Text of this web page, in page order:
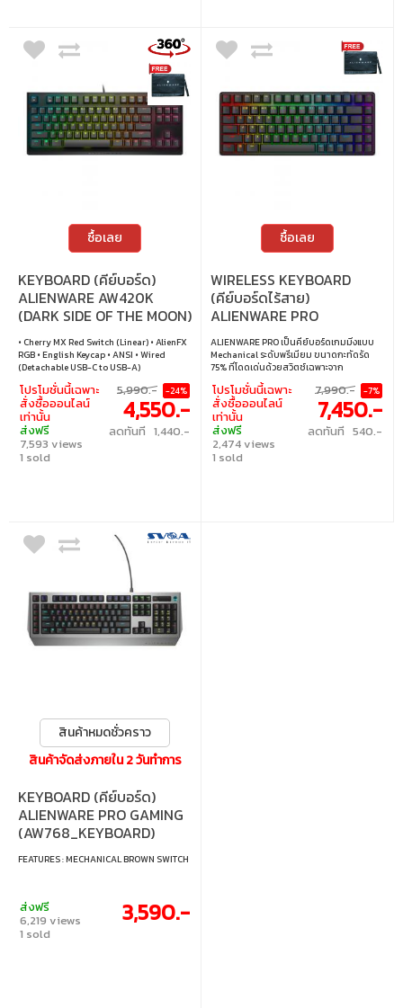
ซื้อเลย
KEYBOARD (คีย์บอร์ด)
ALIENWARE AW420K
(DARK SIDE OF THE MOON)
(CHERRY MX RED SWITCH
ALIENFX RGB EN)
• Cherry MX Red Switch (Linear) • AlienFX
RGB • English Keycap • ANSI • Wired
(Detachable USB-C to USB-A)
โปรโมชั่นนี้เฉพาะ
สั่งซื้อออนไลน์
เท่านั้น
ส่งฟรี
7,593 views
1 sold
5,990.- -24%
4,550.-
ลดทันที 1,440.-
ซื้อเลย
WIRELESS KEYBOARD
(คีย์บอร์ดไร้สาย)
ALIENWARE PRO
ALIENWARE LINEAR
SWITCH RGB EN - DARK
SIDE OF THE MOON
ALIENWARE PRO เป็นคีย์บอร์ดเกมมิ่งแบบ
Mechanical ระดับพรีเมียม ขนาดกะทัดรัด
75% ที่โดดเด่นด้วยสวิตช์เฉพาะจาก
Alienware แบบ Linear ให้สัมผัสที่ลื่นไหล
เงียบ ตอบสนองไว เหมาะทั้งการเล่นเกมและ
การทำงาน ด้วยดีไซน์ที่สวยงาม พร้อมแสงไฟ
RGB ปรับแต่งได้หลากหลาย • สวิตช์ :
Alienware Switch (Linear) • แสงไฟ : RGB •
คีย์แคป : ภาษาอังกฤษ • เลย์เอาต์ : ANSI •
ขนาดคีย์บอร์ด : 75% • การเชื่อมต่อ : สาย
โปรโมชั่นนี้เฉพาะ
สั่งซื้อออนไลน์
เท่านั้น
ส่งฟรี
2,474 views
1 sold
7,990.- -7%
7,450.-
ลดทันที 540.-
สินค้าหมดชั่วคราว
สินค้าจัดส่งภายใน 2 วันทำการ
KEYBOARD (คีย์บอร์ด)
ALIENWARE PRO GAMING
(AW768_KEYBOARD)
FEATURES : MECHANICAL BROWN SWITCH
ส่งฟรี
6,219 views
1 sold
3,590.-